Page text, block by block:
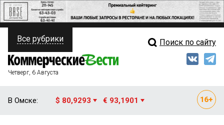
ПОЛИТИКА
ФИНАНСЫ
Свежий выпуск
Все рубрики Поиск по сайту
Четверг, 6 Августа
В Омске: $ 80,9293 € 93,1901